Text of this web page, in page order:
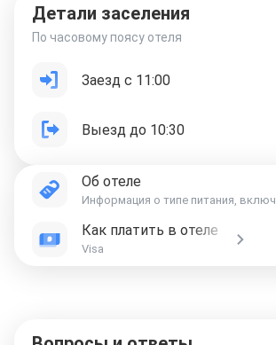
Детали заселения
По часовому поясу отеля
Заезд с 11:00
Выезд до 10:30
Об отеле
Информация о типе питания,
Как платить в отеле
Visa